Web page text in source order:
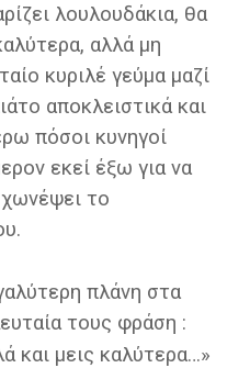
λουλουδάκια, θα
αλλά μη
κυριλέ γεύμα μαζί
αποκλειστικά και
πόσοι κυνηγοί
εκεί έξω για να
το
πλάνη στα
τους φράση :
και μεις καλύτερα…»